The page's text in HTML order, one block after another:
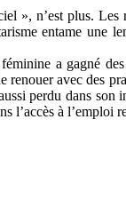
n’est plus. Les
entame
a gagné
avec des
perdu dans son
l’accès à l’emploi